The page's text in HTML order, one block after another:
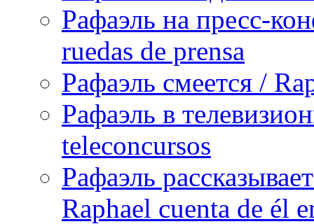
Рафаэль на пресс-
ruedas de prensa
Рафаэль смеется /
Рафаэль в
teleconcursos
Рафаэль
Raphael cuenta de él